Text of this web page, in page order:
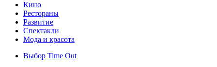
Кино
Рестораны
Развитие
Спектакли
Мода и красота
Выбор Time Out